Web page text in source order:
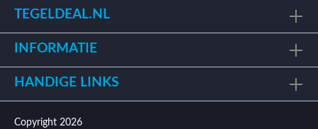
TEGELDEAL.NL
INFORMATIE
HANDIGE LINKS
Copyright 2026